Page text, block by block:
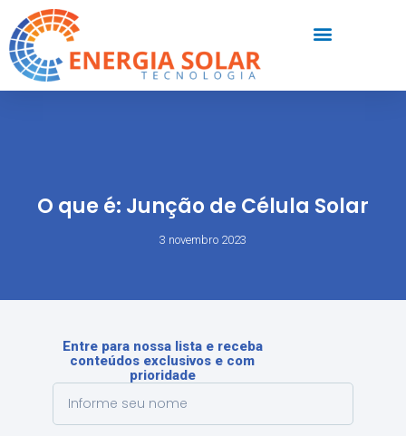
O que é: Junção de Célula Solar
3 novembro 2023
Entre para nossa lista e receba
conteúdos exclusivos e com
prioridade